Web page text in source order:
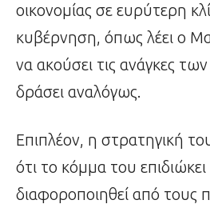
οικονομίας σε ευρύτερη
κυβέρνηση, όπως λέει ο
να ακούσει τις ανάγκες
δράσει αναλόγως.
Επιπλέον, η στρατηγική
ότι το κόμμα του
διαφοροποιηθεί από τους